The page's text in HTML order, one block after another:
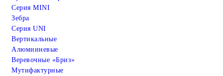
Серия MINI
Зебра
Серия UNI
Вертикальные
Алюмииневые
Веревочные «Бриз»
Мутифактурные